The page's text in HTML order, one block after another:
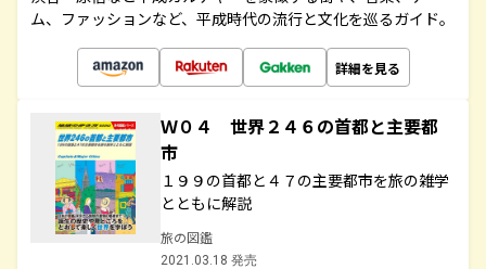
ム、ファッションなど、平成時代の流行と文化を巡るガイド。
詳細を見る
Ｗ０４ 世界２４６の首都と主要都
市
１９９の首都と４７の主要都市を旅の雑学
とともに解説
旅の図鑑
2021.03.18 発売